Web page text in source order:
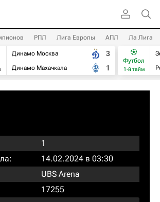
РПЛ Лига Европы АПЛ Ла Лига
Динамо Москва
Динамо Махачкала
3
1
Футбол
1-й тайм
1
14.02.2024 в 03:30
UBS Arena
17255